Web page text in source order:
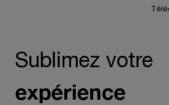
Sublimez votre
expérience